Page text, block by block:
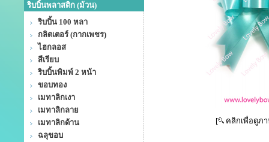
ริบบิ้นพลาสติก (ม้วน)
ริบบิ้น 100 หลา
กลิตเตอร์ (กากเพชร)
ไฮกลอส
สีเรียบ
ริบบิ้นพิมพ์ 2 หน้า
ขอบทอง
เมทาลิกเงา
เมทาลิกลาย
เมทาลิกด้าน
ฉลุขอบ
[ คลิกเพื่อดูภ